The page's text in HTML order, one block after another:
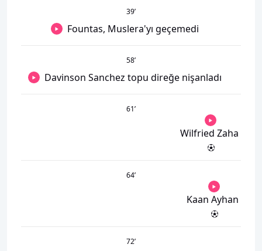
39’
Fountas, Muslera'yı geçemedi
58’
Davinson Sanchez topu direğe nişanladı
61’
Wilfried Zaha
64’
Kaan Ayhan
72’